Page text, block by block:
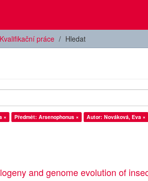
Kvalifikační práce Hledat
× Předmět: Arsenophonus × Autor: Nováková, Eva ×
and genome evolution of